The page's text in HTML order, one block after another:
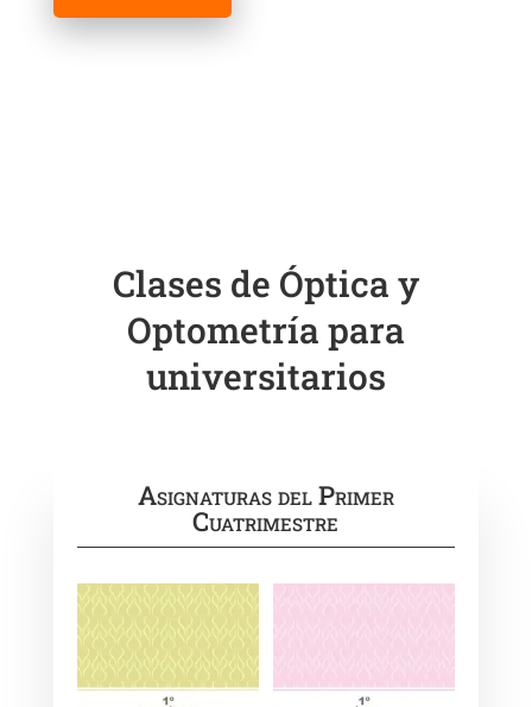
Clases de Óptica y
Optometría para
universitarios
Asignaturas del Primer
Cuatrimestre